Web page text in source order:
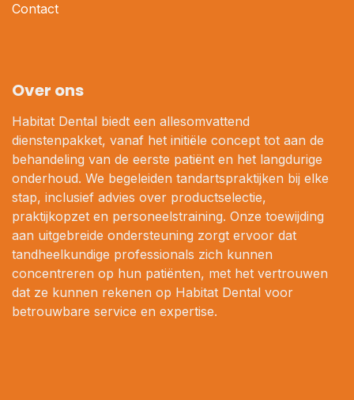
Contact
Over ons
Habitat Dental biedt een allesomvattend
dienstenpakket, vanaf het initiële concept tot aan de
behandeling van de eerste patiënt en het langdurige
onderhoud. We begeleiden tandartspraktijken bij elke
stap, inclusief advies over productselectie,
praktijkopzet en personeelstraining. Onze toewijding
aan uitgebreide ondersteuning zorgt ervoor dat
tandheelkundige professionals zich kunnen
concentreren op hun patiënten, met het vertrouwen
dat ze kunnen rekenen op Habitat Dental voor
betrouwbare service en expertise.